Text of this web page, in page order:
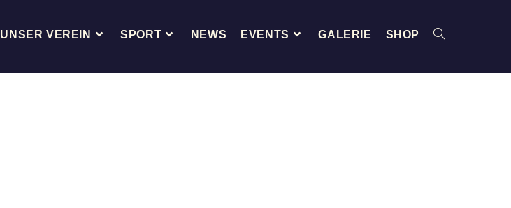
UNSER VEREIN SPORT NEWS EVENTS GALERIE SHOP